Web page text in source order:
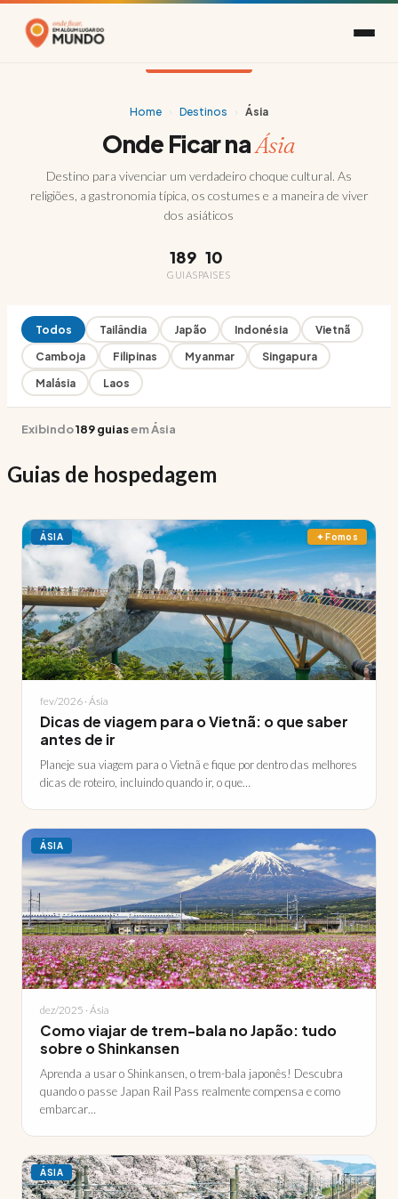
Home Destinos Ásia
Onde Ficar naÁsia
Destino para vivenciar um verdadeiro choque cultural. As
religiões, a gastronomia típica, os costumes e a maneira de viver
dos asiáticos
189
GUIAS
10
PAISES
Todos Tailândia Japão Indonésia
Vietnã
Camboja
Filipinas Myanmar
Singapura
Malásia
Laos
Exibindo189 guiasem Ásia
Guias de hospedagem
ÁSIA ✦ Fomos
fev/2026 · Ásia
Dicas de viagem para o Vietnã: o que saber
antes de ir
Planeje sua viagem para o Vietnã e fique por dentro das melhores
dicas de roteiro, incluindo quando ir, o que…
ÁSIA
dez/2025 · Ásia
Como viajar de trem-bala no Japão: tudo
sobre o Shinkansen
Aprenda a usar o Shinkansen, o trem-bala japonês! Descubra
quando o passe Japan Rail Pass realmente compensa e como
embarcar…
ÁSIA